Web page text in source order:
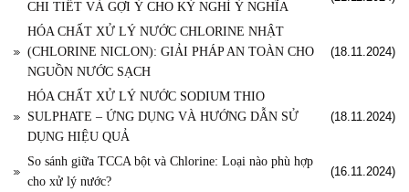
CHI TIẾT VÀ GỢI Ý CHO KỲ NGHỈ Ý NGHĨA
HÓA CHẤT XỬ LÝ NƯỚC CHLORINE NHẬT
(CHLORINE NICLON): GIẢI PHÁP AN TOÀN CHO
NGUỒN NƯỚC SẠCH
(18.11.2024)
HÓA CHẤT XỬ LÝ NƯỚC SODIUM THIO
SULPHATE – ỨNG DỤNG VÀ HƯỚNG DẪN SỬ
DỤNG HIỆU QUẢ
(18.11.2024)
So sánh giữa TCCA bột và Chlorine: Loại nào phù hợp
cho xử lý nước?
(16.11.2024)